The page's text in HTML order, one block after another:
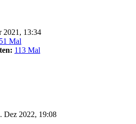
2021, 13:34
51 Mal
113 Mal
Dez 2022, 19:08